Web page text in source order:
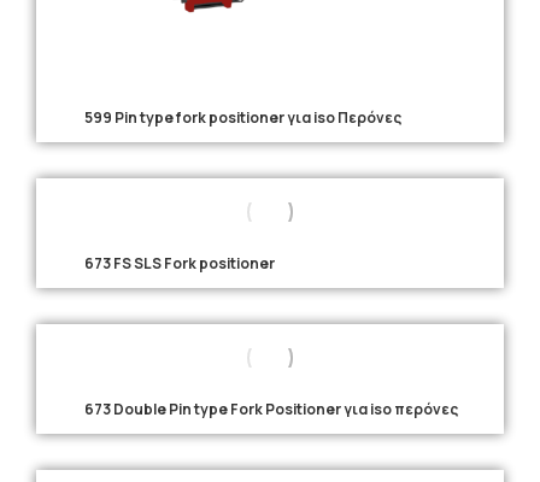
599 Pin type fork positioner για iso Περόνες
673 FS SLS Fork positioner
673 Double Pin type Fork Positioner για iso περόνες